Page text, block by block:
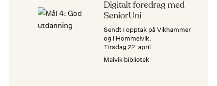
Digitalt foredrag med
SeniorUni
Sendt i opptak på Vikhammer
og i Hommelvik.
tirsdag 22. april
Malvik bibliotek